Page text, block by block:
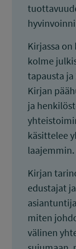
Kirjassa
kolme
tapausta
Kirjan
ja
käsittelee
laajemmin.
Kirjan
edustajat ja
miten
välinen